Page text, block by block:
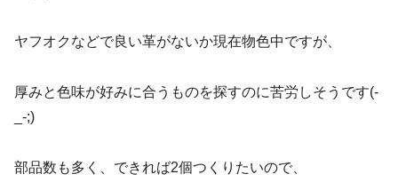
ヤフオクなどで良い革がないか現在物色中ですが、
厚みと色味が好みに合うものを探すのに苦労しそうです(-
_-;)
部品数も多く、できれば2個つくりたいので、